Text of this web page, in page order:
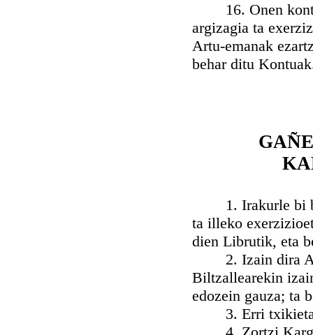
16. Onen
argizagia ta
Artu-emanak
behar ditu
1. Irakurle bi
ta illeko
dien Librutik, eta
2. Izain dira
Biltzallearekin
edozein gauza; ta
3. Erri txikietan